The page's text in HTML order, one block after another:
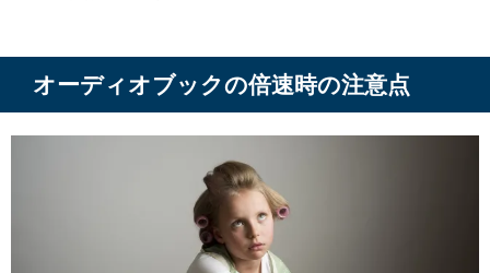
オーディオブックの倍速時の注意点